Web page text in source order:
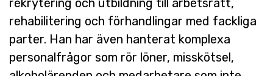
rekrytering och utbildning till arbetsrätt,
rehabilitering och förhandlingar med fackliga
parter. Han har även hanterat komplexa
personalfrågor som rör löner, misskötsel,